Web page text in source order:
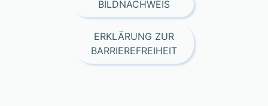
BILDNACHWEIS
ERKLÄRUNG ZUR
BARRIEREFREIHEIT